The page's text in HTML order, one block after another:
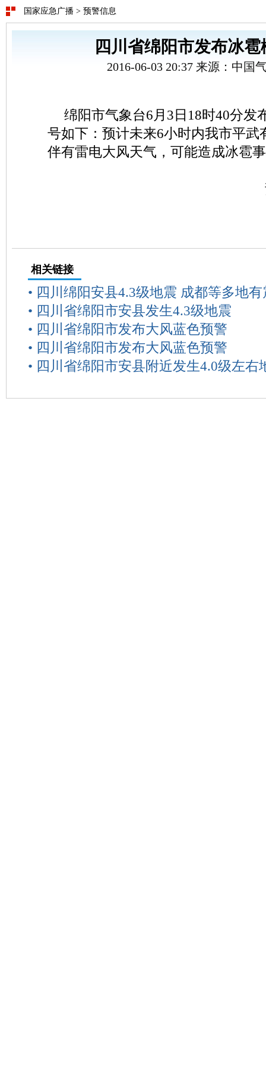
国家应急广播 > 预警信息
四川省绵阳市发布冰
2016-06-03 20:37 来源：中国
绵阳市气象台6月3日18时40分发
号如下：预计未来6小时内我市平武
伴有雷电大风天气，可能造成冰雹
相关链接
• 四川绵阳安县4.3级地震 成都等多地有
• 四川省绵阳市安县发生4.3级地震
• 四川省绵阳市发布大风蓝色预警
• 四川省绵阳市发布大风蓝色预警
• 四川省绵阳市安县附近发生4.0级左右